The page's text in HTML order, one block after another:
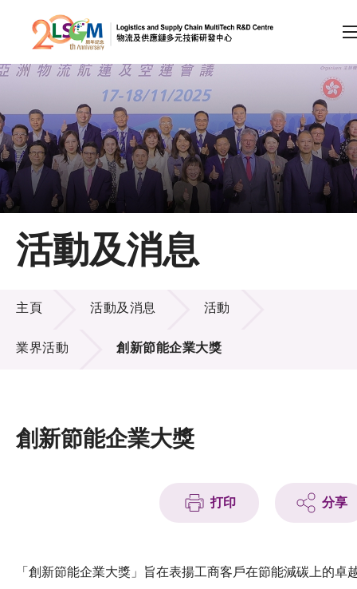
跳到內容（按回車鍵）
會員登入
A A EN 繁 简
主頁
關於LSCM
技術商品化
項目及資助計劃
活動及消息
科技分享
活動及消息
活動及消息
主頁 活動及消息 活動
業界活動 創新節能企業大獎
創新節能企業大獎
打印 分享
「創新節能企業大獎」旨在表揚工商客戶在節能減碳上的卓